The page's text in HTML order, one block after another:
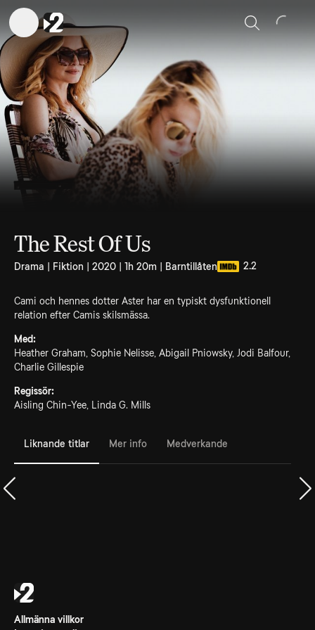
Sök
The Rest Of Us
Drama | Fiktion | 2020 | 1h 20m | Barntillåten 2.2
Cami och hennes dotter Aster har en typiskt dysfunktionell
relation efter Camis skilsmässa.
Med:
Heather Graham, Sophie Nelisse, Abigail Pniowsky, Jodi Balfour,
Charlie Gillespie
Regissör:
Aisling Chin-Yee, Linda G. Mills
Liknande titlar Mer info Medverkande
Allmänna villkor